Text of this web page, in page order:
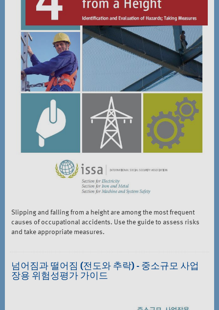
Slipping and falling from a height are among the most frequent
causes of occupational accidents. Use the guide to assess risks
and take appropriate measures.
넘어짐과 떨어짐 (전도와 추락) - 중소규모 사업
장용 위험성평가 가이드